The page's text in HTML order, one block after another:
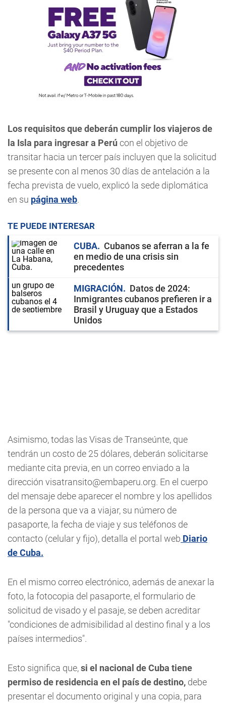
Los requisitos que deberán cumplir los viajeros de
la Isla para ingresar a Perú con el objetivo de
transitar hacia un tercer país incluyen que la solicitud
se presente con al menos 30 días de antelación a la
fecha prevista de vuelo, explicó la sede diplomática
en su página web.
TE PUEDE INTERESAR
CUBA
Cubanos se aferran a la fe
en medio de una crisis sin
precedentes
MIGRACIÓN
Datos de 2024:
Inmigrantes cubanos prefieren ir a
Brasil y Uruguay que a Estados
Unidos
Asimismo, todas las Visas de Transeúnte, que
tendrán un costo de 25 dólares, deberán solicitarse
mediante cita previa, en un correo enviado a la
dirección visatransito@embaperu.org. En el cuerpo
del mensaje debe aparecer el nombre y los apellidos
de la persona que va a viajar, su número de
pasaporte, la fecha de viaje y sus teléfonos de
contacto (celular y fijo), detalla el portal web Diario
de Cuba.
En el mismo correo electrónico, además de anexar la
foto, la fotocopia del pasaporte, el formulario de
solicitud de visado y el pasaje, se deben acreditar
"condiciones de admisibilidad al destino final y a los
países intermedios".
Esto significa que,si el nacional de Cuba tiene
permiso de residencia en el país de destino, debe
presentar el documento original y una copia, para